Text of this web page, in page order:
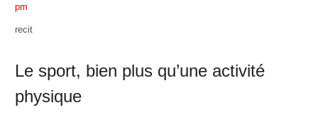
pm
Author
recit
Le sport, bien plus qu’une activité
physique